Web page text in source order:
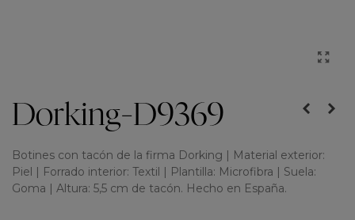
Dorking-D9369
Botines con tacón de la firma Dorking | Material exterior:
Piel | Forrado interior: Textil | Plantilla: Microfibra | Suela:
Goma | Altura: 5,5 cm de tacón. Hecho en España.